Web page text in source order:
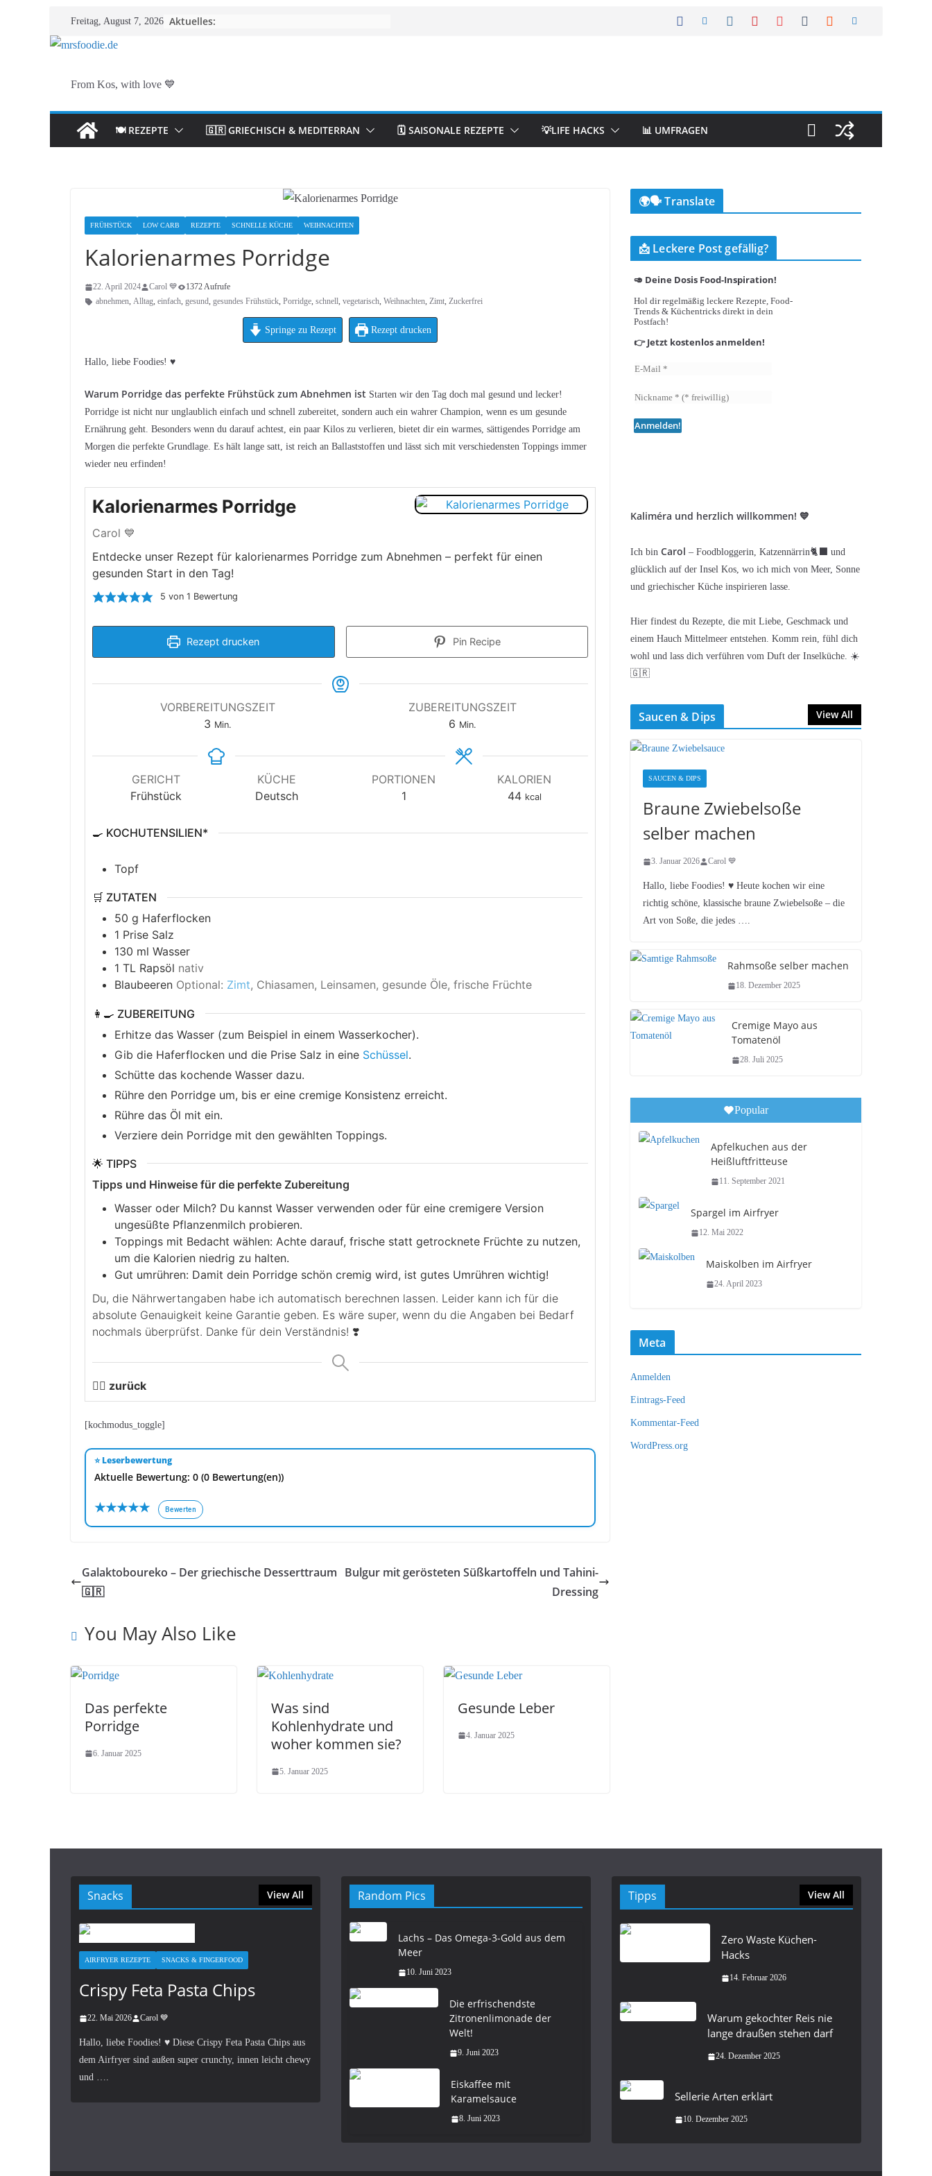
Inhalt
Freitag, August 7, 2026 Aktuelles:
From Kos, with love 💙
🍽️ REZEPTE 🇬🇷 GRIECHISCH & MEDITERRAN 🗓️ SAISONALE REZEPTE 💡LIFE HACKS 📊 UMFRAGEN
FRÜHSTÜCK LOW CARB REZEPTE SCHNELLE KÜCHE WEIHNACHTEN
Kalorienarmes Porridge
22. April 2024 Carol 💙
1372 Aufrufe
abnehmen, Alltag, einfach, gesund, gesundes Frühstück, Porridge, schnell, vegetarisch, Weihnachten, Zimt, Zuckerfrei
Springe zu Rezept Rezept drucken
Hallo, liebe Foodies! ♥︎
Warum Porridge das perfekte Frühstück zum Abnehmen ist Starten wir den Tag doch mal gesund und lecker!
Porridge ist nicht nur unglaublich einfach und schnell zubereitet, sondern auch ein wahrer Champion, wenn es um gesunde
Ernährung geht. Besonders wenn du darauf achtest, ein paar Kilos zu verlieren, bietet dir ein warmes, sättigendes Porridge am
Morgen die perfekte Grundlage. Es hält lange satt, ist reich an Ballaststoffen und lässt sich mit verschiedensten Toppings immer
wieder neu erfinden!
Kalorienarmes Porridge
Carol 💙
Entdecke unser Rezept für kalorienarmes Porridge zum Abnehmen – perfekt für einen
gesunden Start in den Tag!
5 von 1 Bewertung
Rezept drucken Pin Recipe
VORBEREITUNGSZEIT
3 Minuten
Min.
ZUBEREITUNGSZEIT
6Minuten
Min.
GERICHT
Frühstück
KÜCHE
Deutsch
PORTIONEN
1
KALORIEN
44 kcal
🍳 KOCHUTENSILIEN*
Topf
🛒 ZUTATEN
50 g Haferflocken
1 Prise Salz
130 ml Wasser
1 TL Rapsöl nativ
Blaubeeren Optional: Zimt, Chiasamen, Leinsamen, gesunde Öle, frische Früchte
👩‍🍳 ZUBEREITUNG
Erhitze das Wasser (zum Beispiel in einem Wasserkocher).
Gib die Haferflocken und die Prise Salz in eine Schüssel.
Schütte das kochende Wasser dazu.
Rühre den Porridge um, bis er eine cremige Konsistenz erreicht.
Rühre das Öl mit ein.
Verziere dein Porridge mit den gewählten Toppings.
🌟 TIPPS
Tipps und Hinweise für die perfekte Zubereitung
Wasser oder Milch? Du kannst Wasser verwenden oder für eine cremigere Version
ungesüßte Pflanzenmilch probieren.
Toppings mit Bedacht wählen: Achte darauf, frische statt getrocknete Früchte zu nutzen,
um die Kalorien niedrig zu halten.
Gut umrühren: Damit dein Porridge schön cremig wird, ist gutes Umrühren wichtig!
Du, die Nährwertangaben habe ich automatisch berechnen lassen. Leider kann ich für die
absolute Genauigkeit keine Garantie geben. Es wäre super, wenn du die Angaben bei Bedarf
nochmals überprüfst. Danke für dein Verständnis! ❣️
👉🏻 zurück
[kochmodus_toggle]
⭐ Leserbewertung
Aktuelle Bewertung: 0 (0 Bewertung(en))
★★★★★ Bewerten
Galaktoboureko – Der griechische Desserttraum
🇬🇷
Bulgur mit gerösteten Süßkartoffeln und Tahini-
Dressing
You May Also Like
Das perfekte
Porridge
6. Januar 2025
Was sind
Kohlenhydrate und
woher kommen sie?
5. Januar 2025
Gesunde Leber
4. Januar 2025
🌍🗣️ Translate
📩 Leckere Post gefällig?
🥑 Deine Dosis Food-Inspiration!
Hol dir regelmäßig leckere Rezepte, Food-
Trends & Küchentricks direkt in dein
Postfach!
👉 Jetzt kostenlos anmelden!
Kaliméra und herzlich willkommen! 💙
Ich bin Carol – Foodbloggerin, Katzennärrin🐈‍⬛ und
glücklich auf der Insel Kos, wo ich mich von Meer, Sonne
und griechischer Küche inspirieren lasse.
Hier findest du Rezepte, die mit Liebe, Geschmack und
einem Hauch Mittelmeer entstehen. Komm rein, fühl dich
wohl und lass dich verführen vom Duft der Inselküche. ☀️
🇬🇷
Saucen & Dips View All
SAUCEN & DIPS
Braune Zwiebelsoße
selber machen
3. Januar 2026 Carol 💙
Hallo, liebe Foodies! ♥︎ Heute kochen wir eine
richtig schöne, klassische braune Zwiebelsoße – die
Art von Soße, die jedes ….
Rahmsoße selber machen
18. Dezember 2025
Cremige Mayo aus
Tomatenöl
28. Juli 2025
Popular
Apfelkuchen aus der
Heißluftfritteuse
11. September 2021
Spargel im Airfryer
12. Mai 2022
Maiskolben im Airfryer
24. April 2023
Meta
Anmelden
Eintrags-Feed
Kommentar-Feed
WordPress.org
Snacks View All
AIRFRYER REZEPTE SNACKS & FINGERFOOD
Crispy Feta Pasta Chips
22. Mai 2026 Carol 💙
Hallo, liebe Foodies! ♥︎ Diese Crispy Feta Pasta Chips aus
dem Airfryer sind außen super crunchy, innen leicht chewy
und ….
Random Pics
Lachs – Das Omega-3-Gold aus dem
Meer
10. Juni 2023
Die erfrischendste
Zitronenlimonade der
Welt!
9. Juni 2023
Eiskaffee mit
Karamelsauce
8. Juni 2023
Tipps View All
Zero Waste Küchen-
Hacks
14. Februar 2026
Warum gekochter Reis nie
lange draußen stehen darf
24. Dezember 2025
Sellerie Arten erklärt
10. Dezember 2025